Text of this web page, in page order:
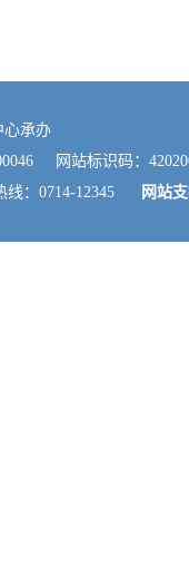
承办
网站标识码：
：0714-12345
网站